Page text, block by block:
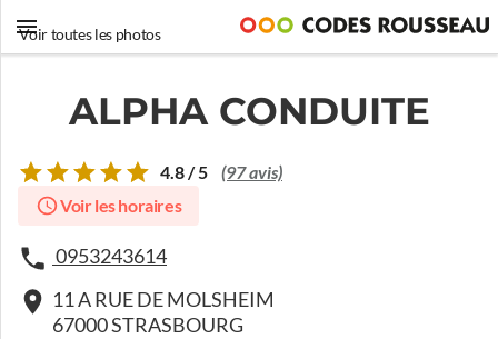
Voir toutes les photos
ALPHA CONDUITE
4.8 / 5 (97 avis)
Voir les horaires
0953243614
11 A RUE DE MOLSHEIM
67000 STRASBOURG